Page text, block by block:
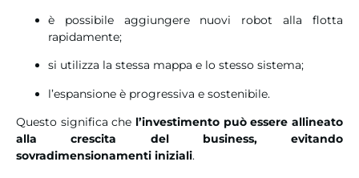
è possibile aggiungere nuovi robot alla flotta
rapidamente;
si utilizza la stessa mappa e lo stesso sistema;
l’espansione è progressiva e sostenibile.
Questo significa che l’investimento può essere allineato
alla crescita del business, evitando
sovradimensionamenti iniziali.